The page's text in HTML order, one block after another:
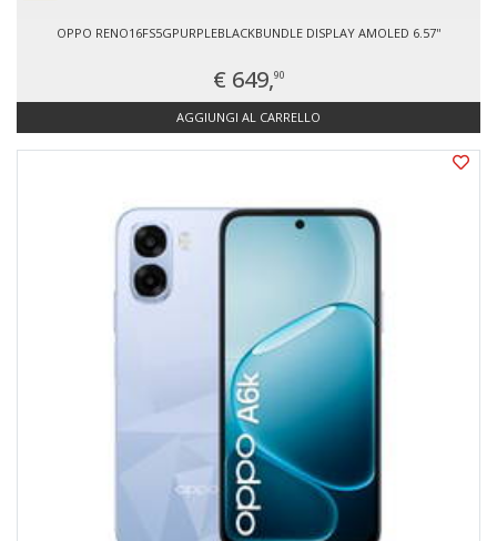
OPPO RENO16FS5GPURPLEBLACKBUNDLE DISPLAY AMOLED 6.57''
€ 649,90
AGGIUNGI AL CARRELLO